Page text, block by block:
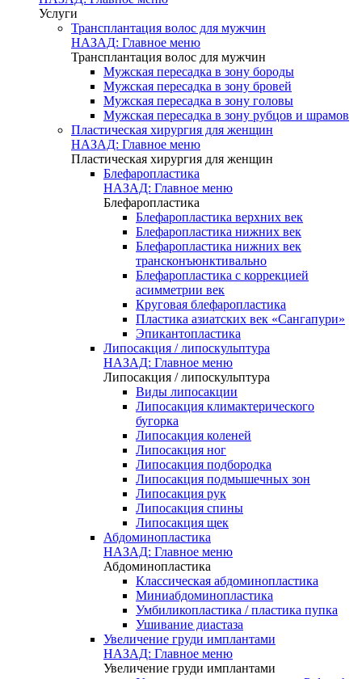
Услуги
Трансплантация волос для мужчин
НАЗАД: Главное меню
Трансплантация волос для мужчин
Мужская пересадка в зону бороды
Мужская пересадка в зону бровей
Мужская пересадка в зону головы
Мужская пересадка в зону рубцов и шрамов
Пластическая хирургия для женщин
НАЗАД: Главное меню
Пластическая хирургия для женщин
Блефаропластика
НАЗАД: Главное меню
Блефаропластика
Блефаропластика верхних век
Блефаропластика нижних век
Блефаропластика нижних век
трансконъюнктивально
Блефаропластика с коррекцией
асимметрии век
Круговая блефаропластика
Пластика азиатских век «Сангапури»
Эпикантопластика
Липосакция / липоскульптура
НАЗАД: Главное меню
Липосакция / липоскульптура
Виды липосакции
Липосакция климактерического
бугорка
Липосакция коленей
Липосакция ног
Липосакция подбородка
Липосакция подмышечных зон
Липосакция рук
Липосакция спины
Липосакция щек
Абдоминопластика
НАЗАД: Главное меню
Абдоминопластика
Классическая абдоминопластика
Миниабдоминопластика
Умбиликопластика / пластика пупка
Ушивание диастаза
Увеличение груди имплантами
НАЗАД: Главное меню
Увеличение груди имплантами